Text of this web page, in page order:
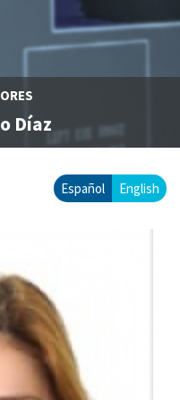
Díaz
Español English